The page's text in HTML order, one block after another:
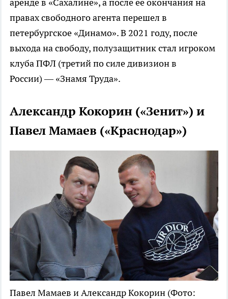
правах свободного агента перешел в
петербургское «Динамо». В 2021 году, после
выхода на свободу, полузащитник стал игроком
клуба ПФЛ (третий по силе дивизион в
России) — «Знамя Труда».
Александр Кокорин («Зенит») и
Павел Мамаев («Краснодар»)
Павел Мамаев и Александр Кокорин (Фото: